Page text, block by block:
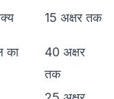
15 अक्षर तक
का
40 अक्षर
तक